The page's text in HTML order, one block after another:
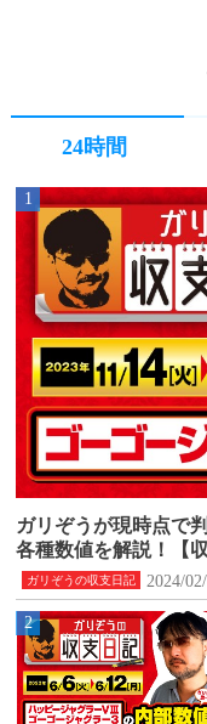
24時間
1
ガリぞうの収支日記
ガリぞうが現時点で
各種数値を解説！【
1月20日(月)】
2024/
2